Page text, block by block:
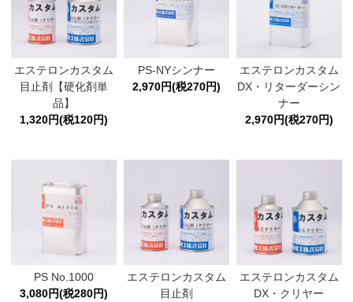
エステロンカスタム
目止剤【硬化剤単
品】
1,320円(税120円)
PS-NYシンナー
2,970円(税270円)
エステロンカスタム
DX・リターダーシン
ナー
2,970円(税270円)
PS No.1000
3,080円(税280円)
エステロンカスタム
目止剤
エステロンカスタム
DX・クリヤー